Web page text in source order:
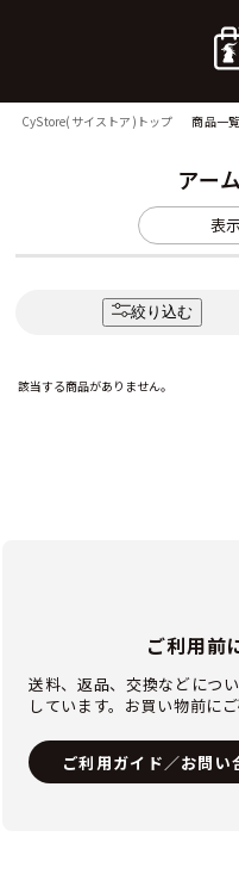
CyStore(サイストア)トップ 商品一覧
アー
表
絞り込む
該当する商品がありません。
ご利用前
送料、返品、交換などにつ
しています。お買い物前にご
ご利用ガイド／お問い